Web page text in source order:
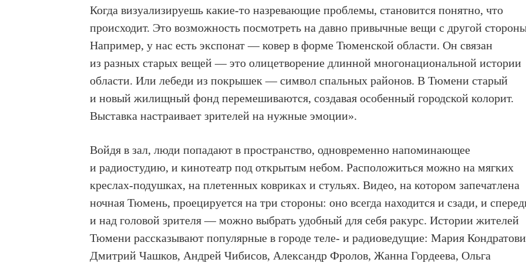
Когда визуализируешь какие-то назревающие проблемы, становится понятно, что
происходит. Это возможность посмотреть на давно привычные вещи с другой
Например, у нас есть экспонат — ковер в форме Тюменской области. Он связан
из разных старых вещей — это олицетворение длинной многонациональной истории
области. Или лебеди из покрышек — символ спальных районов. В Тюмени старый
и новый жилищный фонд перемешиваются, создавая особенный городской колорит.
Выставка настраивает зрителей на нужные эмоции».
Войдя в зал, люди попадают в пространство, одновременно напоминающее
и радиостудию, и кинотеатр под открытым небом. Расположиться можно на мягких
креслах-подушках, на плетенных ковриках и стульях. Видео, на котором запечатлена
ночная Тюмень, проецируется на три стороны: оно всегда находится и сзади, и
и над головой зрителя — можно выбрать удобный для себя ракурс. Истории жителей
Тюмени рассказывают популярные в городе теле- и радиоведущие: Мария
Дмитрий Чашков, Андрей Чибисов, Александр Фролов, Жанна Гордеева, Ольга